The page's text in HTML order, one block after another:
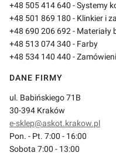
+48 505 414 640 - Systemy
+48 501 869 180 - Klinkier i
+48 690 206 692- Materiały
+48 513 074 340 - Farby
+48 534 140 440 -
DANE FIRMY
ul. Babińskiego 71B
30-394 Kraków
e-sklep@askot.krakow.pl
Pon. - Pt. 7:00 - 16:00
Sobota 7:00 - 13:00